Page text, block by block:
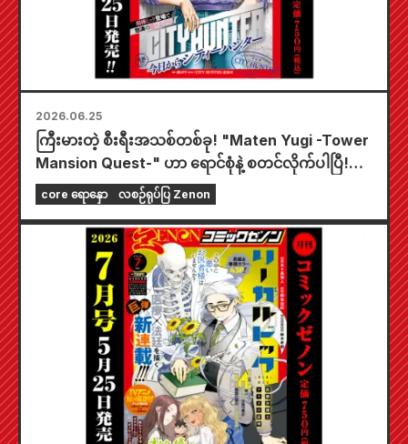
2026.06.25
ကြီးမားတဲ့ စီးရီးအသစ်တစ်ခု! "Maten Yugi -Tower
Mansion Quest-" ဟာ ရောင်စုံနဲ့ စတင်လိုက်ပါပြီ!
"Ear Cleaning in 3 Minutes After Meeting" စီး
ရီးအသစ်ဟာလည်း ထုတ်ဝေမှုရဲ့ အလယ်မှာ ရောင်စုံနဲ့
ပေါ်လာပါတယ်! "Monthly Comic Zenon August
2026 Issue" ကို ဇွန်လ ၂၅ ရက်နေ့မှာ ရောင်းချပေးနေ
core ရောနှော လစဉ်ရုပ်ပြ Zenon